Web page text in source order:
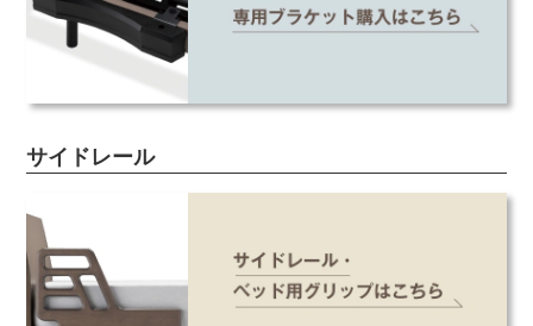
サイドレール